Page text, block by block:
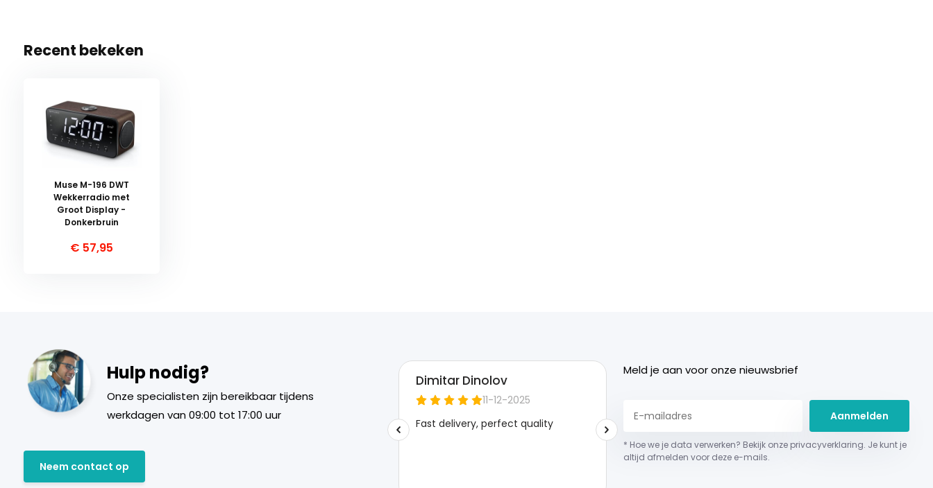
Recent bekeken
Muse M-196 DWT
Wekkerradio met
Groot Display -
Donkerbruin
€ 57,95
Hulp nodig?
Onze specialisten zijn bereikbaar tijdens
werkdagen van 09:00 tot 17:00 uur
Neem contact op
Meld je aan voor onze nieuwsbrief
Aanmelden
* Hoe we je data verwerken? Bekijk onze privacyverklaring. Je kunt je
altijd afmelden voor deze e-mails.